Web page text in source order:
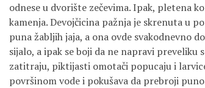
odnese u dvorište zečevima. Ipak, pletena
kamenja. Devojčicina pažnja je skrenuta u
puna žabljih jaja, a ona ovde svakodnevno
sijalo, a ipak se boji da ne napravi preveliku
zatitraju, piktijasti omotači popucaju i
površinom vode i pokušava da prebroji